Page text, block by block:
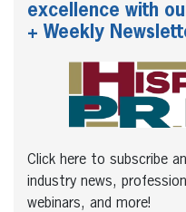
excellence with
+ Weekly
Click here to subscribe
industry news,
webinars, and more!